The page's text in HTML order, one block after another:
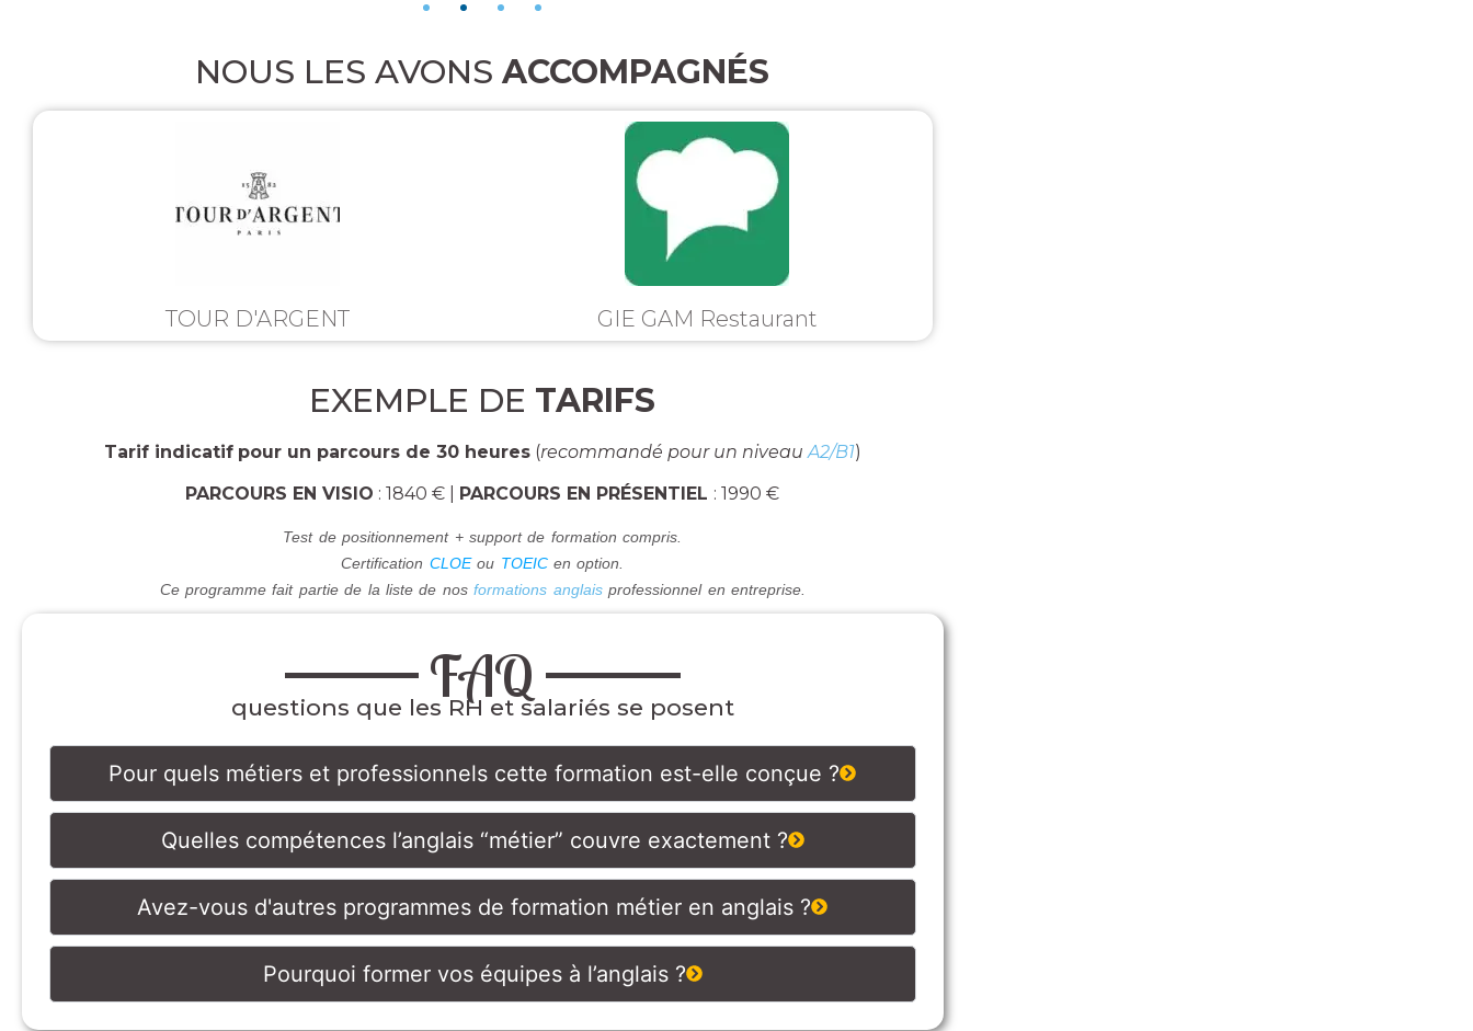
NOUS LES AVONSACCOMPAGNÉS
TOUR D'ARGENT GIE GAM Restaurant
EXEMPLE DE TARIFS
Tarif indicatif pour un parcours de 30 heures(recommandé pour un niveau A2/B1)
PARCOURS EN VISIO : 1840 € | PARCOURS EN PRÉSENTIEL : 1990 €
Test de positionnement + support de formation compris.
Certification CLOEou TOEICen option.
Ce programme fait partie de la liste de nosformations anglaisprofessionnel en entreprise.
FAQ
questions que les RH et salariés se posent
Pour quels métiers et professionnels cette formation est-elle conçue ?
Quelles compétences l’anglais “métier” couvre exactement ?
Avez-vous d'autres programmes de formation métier en anglais ?
Pourquoi former vos équipes à l’anglais ?